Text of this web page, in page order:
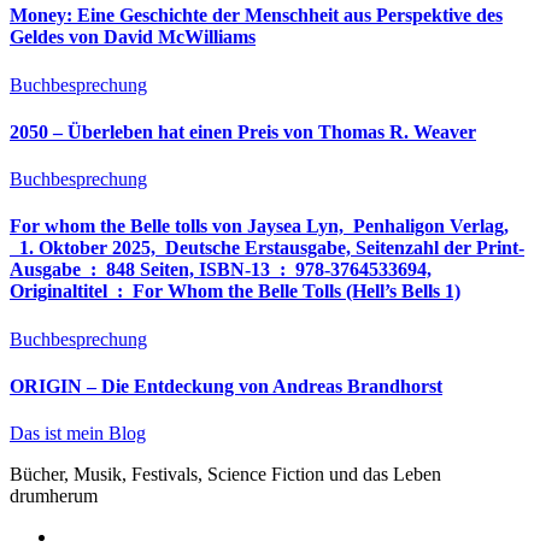
Money: Eine Geschichte der Menschheit aus Perspektive des
Geldes von David McWilliams
Buchbesprechung
2050 – Überleben hat einen Preis von Thomas R. Weaver
Buchbesprechung
For whom the Belle tolls von Jaysea Lyn, ‎ Penhaligon Verlag,
‎ 1. Oktober 2025, ‎ Deutsche Erstausgabe, Seitenzahl der Print-
Ausgabe ‏ : ‎ 848 Seiten, ISBN-13 ‏ : ‎ 978-3764533694,
Originaltitel ‏ : ‎ For Whom the Belle Tolls (Hell’s Bells 1)
Buchbesprechung
ORIGIN – Die Entdeckung von Andreas Brandhorst
Das ist mein Blog
Bücher, Musik, Festivals, Science Fiction und das Leben
drumherum